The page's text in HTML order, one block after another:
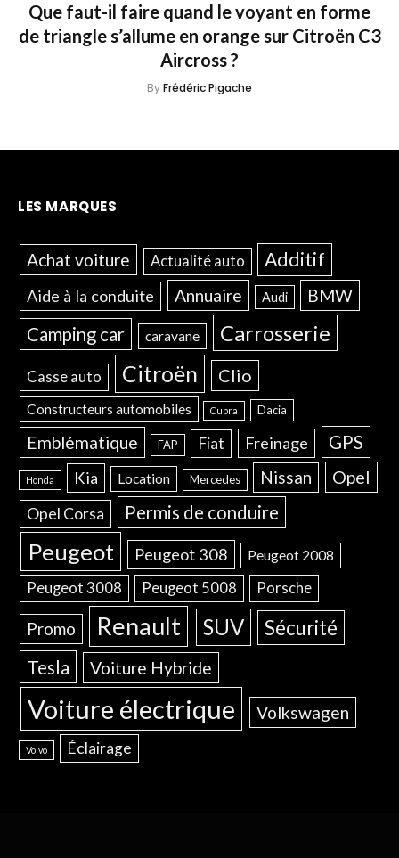
Que faut-il faire quand le voyant en forme
de triangle s’allume en orange sur Citroën C3
Aircross ?
ByFrédéric Pigache
LES MARQUES
Achat voiture Actualité auto Additif
Aide à la conduite Annuaire Audi BMW
Camping car caravane Carrosserie
Casse auto Citroën Clio
Constructeurs automobiles Cupra Dacia
Emblématique FAP Fiat Freinage GPS
Honda Kia Location Mercedes Nissan Opel
Opel Corsa Permis de conduire
Peugeot Peugeot 308 Peugeot 2008
Peugeot 3008 Peugeot 5008 Porsche
Promo Renault SUV Sécurité
Tesla Voiture Hybride
Voiture électrique Volkswagen
Volvo Éclairage